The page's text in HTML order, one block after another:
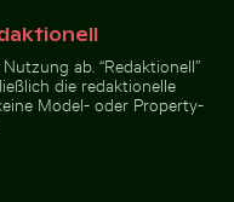
am
verbrannt
ab. “Redaktionell”
die redaktionelle
Model- oder Property-